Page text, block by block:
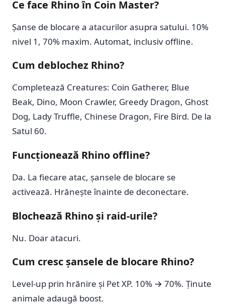
Ce face Rhino în Coin Master?
Șanse de blocare a atacurilor asupra satului. 10%
nivel 1, 70% maxim. Automat, inclusiv offline.
Cum deblochez Rhino?
Completează Creatures: Coin Gatherer, Blue
Beak, Dino, Moon Crawler, Greedy Dragon, Ghost
Dog, Lady Truffle, Chinese Dragon, Fire Bird. De la
Satul 60.
Funcționează Rhino offline?
Da. La fiecare atac, șansele de blocare se
activează. Hrănește înainte de deconectare.
Blochează Rhino și raid-urile?
Nu. Doar atacuri.
Cum cresc șansele de blocare Rhino?
Level-up prin hrănire și Pet XP. 10% → 70%. Ținute
animale adaugă boost.